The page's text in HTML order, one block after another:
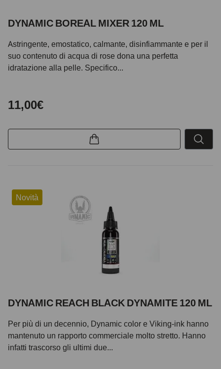
DYNAMIC BOREAL MIXER 120 ML
Astringente, emostatico, calmante, disinfiammante e per il
suo contenuto di acqua di rose dona una perfetta
idratazione alla pelle. Specifico...
11,00€
Novità
DYNAMIC REACH BLACK DYNAMITE 120 ML
Per più di un decennio, Dynamic color e Viking-ink hanno
mantenuto un rapporto commerciale molto stretto. Hanno
infatti trascorso gli ultimi due...